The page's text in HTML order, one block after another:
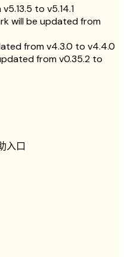
to v5.14.1
will be updated from
from v4.3.0 to v4.4.0
from v0.35.2 to
入口